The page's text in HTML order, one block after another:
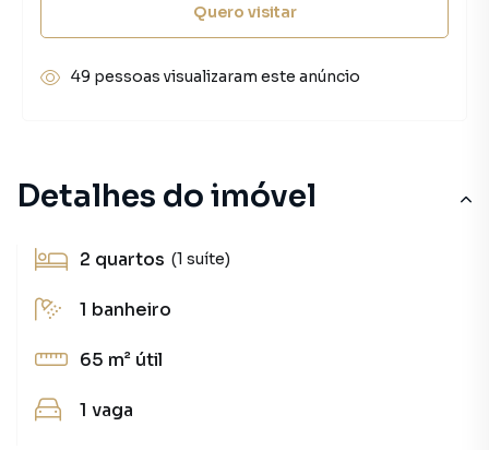
Detalhes do imóvel
2 quartos (1 suíte)
1 banheiro
65 m² útil
1 vaga
Quero visitar
49 pessoas visualizaram este anúncio